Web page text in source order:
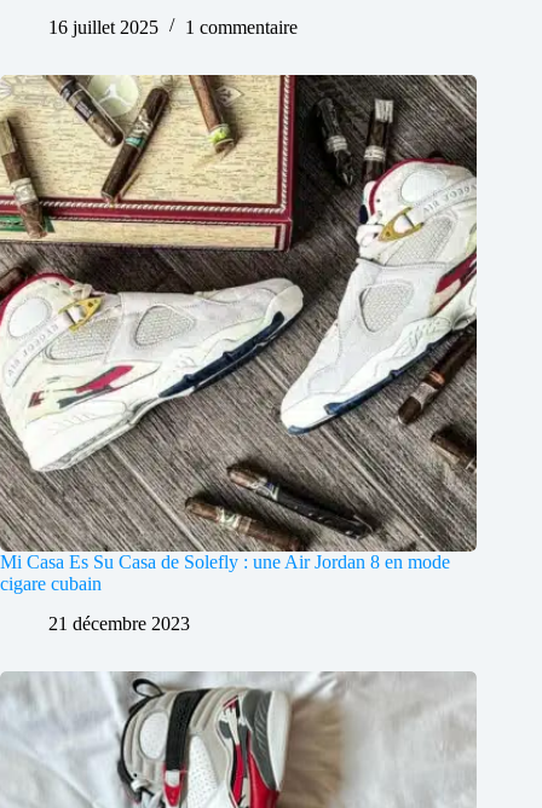
16 juillet 2025
1 commentaire
Mi Casa Es Su Casa de Solefly : une Air Jordan 8 en mode
cigare cubain
21 décembre 2023